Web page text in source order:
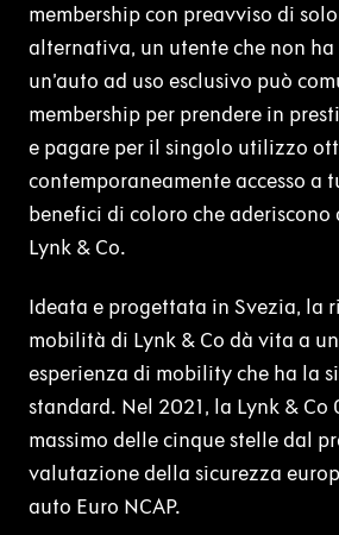
membership con preavviso di
alternativa, un utente che non
un’auto ad uso esclusivo può
membership per prendere in
e pagare per il singolo utilizzo
contemporaneamente accesso a
benefici di coloro che
Lynk & Co.
Ideata e progettata in Svezia, la
mobilità di Lynk & Co dà vita a
esperienza di mobility che ha la
standard. Nel 2021, la Lynk &
massimo delle cinque stelle dal
valutazione della sicurezza
auto Euro NCAP.